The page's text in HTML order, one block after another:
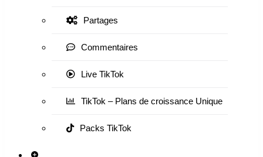
Partages
Commentaires
Live TikTok
TikTok – Plans de croissance Unique
Packs TikTok